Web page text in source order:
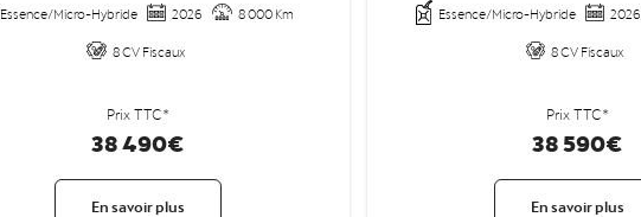
Essence/Micro-Hybride 2026
8 000 Km
8 CV Fiscaux
Prix TTC*
38 490€
En savoir plus
Essence/Micro-Hybride 2026
8 CV Fiscaux
Prix TTC*
38 590€
En savoir plus